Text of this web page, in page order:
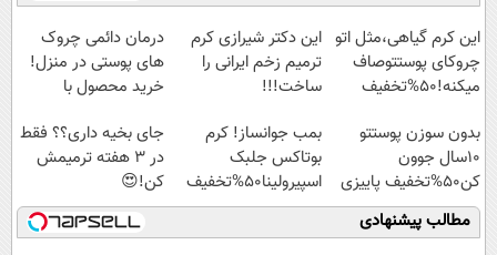
آفات
این کرم گیاهی،مثل اتو
چروکای پوستتوصاف
میکنه!50%تخفیف
این دکتر شیرازی کرم
ترمیم زخم ایرانی را
ساخت!!!
درمان دائمی چروک
های پوستی در منزل!
خرید محصول با
بدون سوزن پوستتو
10سال جوون
کن50%تخفیف پاییزی
بمب جوانساز! کرم
بوتاکس جلبک
اسپیرولینا50%تخفیف
جای بخیه داری؟؟ فقط
در 3 هفته ترمیمش
کن!😍
مطالب پیشنهادی